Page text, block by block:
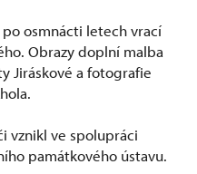
osmnácti letech vrací
Obrazy doplní malba
Jiráskové a fotografie
vznikl ve spolupráci
památkového ústavu.